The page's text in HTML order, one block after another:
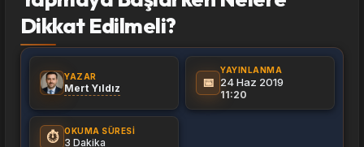
Dikkat Edilmeli?
YAZAR
Mert Yıldız 📅
YAYINLANMA
24 Haz 2019
11:20
⏱️ OKUMA SÜRESI
3 Dakika